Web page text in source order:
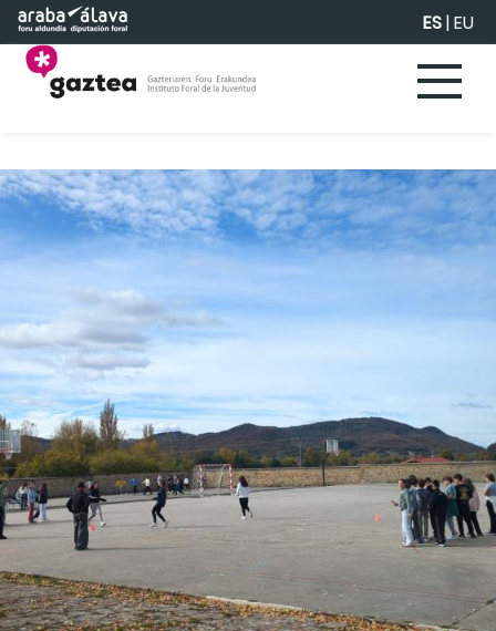
Saltar al contenido principal ES|EU